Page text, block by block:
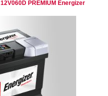
12V060D PREMIUM Energizer